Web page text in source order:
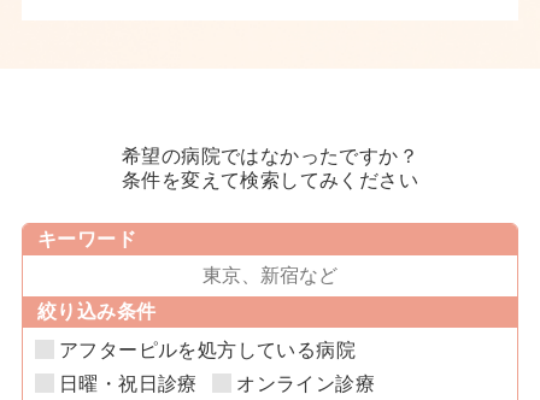
希望の病院ではなかったですか？
条件を変えて検索してみください
キーワード
絞り込み条件
アフターピルを処方している病院
日曜・祝日診療
オンライン診療